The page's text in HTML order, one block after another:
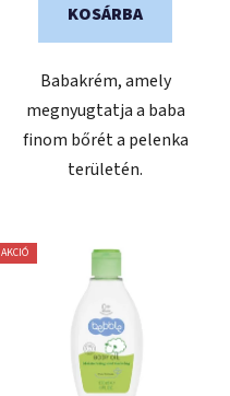
KOSÁRBA
Babakrém, amely
megnyugtatja a baba
finom bőrét a pelenka
területén.
AKCIÓ